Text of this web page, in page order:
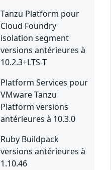
Tanzu Platform pour
Cloud Foundry
isolation segment
versions antérieures à
10.2.3+LTS-T
Platform Services pour
VMware Tanzu
Platform versions
antérieures à 10.3.0
Ruby Buildpack
versions antérieures à
1.10.46